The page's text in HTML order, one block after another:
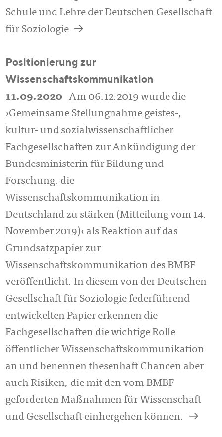
Schule und Lehre der Deutschen Gesellschaft
für Soziologie a
Positionierung zur
Wissenschaftskommunikation
11.09.2020
Am 06.12.2019 wurde die
›Gemeinsame Stellungnahme geistes-,
kultur- und sozialwissenschaftlicher
Fachgesellschaften zur Ankündigung der
Bundesministerin für Bildung und
Forschung, die
Wissenschaftskommunikation in
Deutschland zu stärken (Mitteilung vom 14.
November 2019)‹ als Reaktion auf das
Grundsatzpapier zur
Wissenschaftskommunikation des BMBF
veröffentlicht. In diesem von der Deutschen
Gesellschaft für Soziologie federführend
entwickelten Papier erkennen die
Fachgesellschaften die wichtige Rolle
öffentlicher Wissenschaftskommunikation
an und benennen thesenhaft Chancen aber
auch Risiken, die mit den vom BMBF
geforderten Maßnahmen für Wissenschaft
und Gesellschaft einhergehen können.
a